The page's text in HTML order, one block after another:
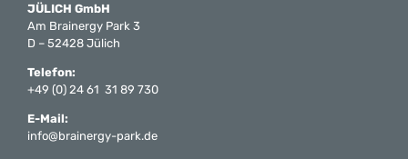
JÜLICH GmbH
Am Brainergy Park 3
D – 52428 Jülich
Telefon:
+49 (0) 24 61 31 89 730
E-Mail:
info@brainergy-park.de